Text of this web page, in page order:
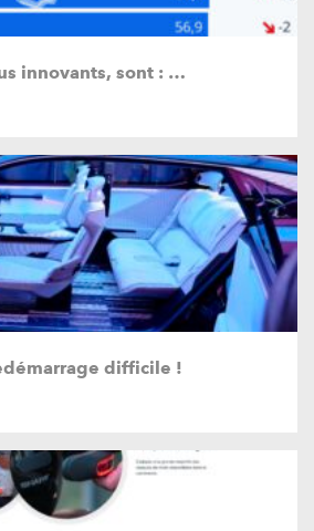
innovants, sont : …
difficile !